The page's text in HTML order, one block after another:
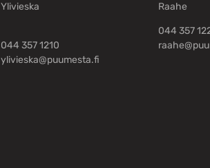
Ylivieska
044 357 1210
ylivieska@puumesta.fi
Raahe
044 357